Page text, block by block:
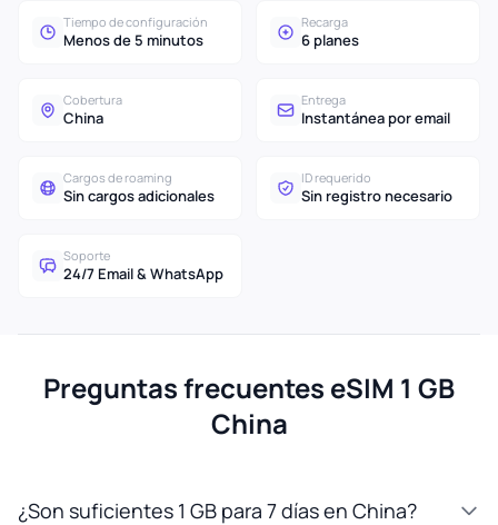
Tiempo de configuración
Menos de 5 minutos
Recarga
6 planes
Cobertura
China
Entrega
Instantánea por email
Cargos de roaming
Sin cargos adicionales
ID requerido
Sin registro necesario
Soporte
24/7 Email & WhatsApp
Preguntas frecuentes eSIM 1 GB
China
¿Son suficientes 1 GB para 7 días en China?